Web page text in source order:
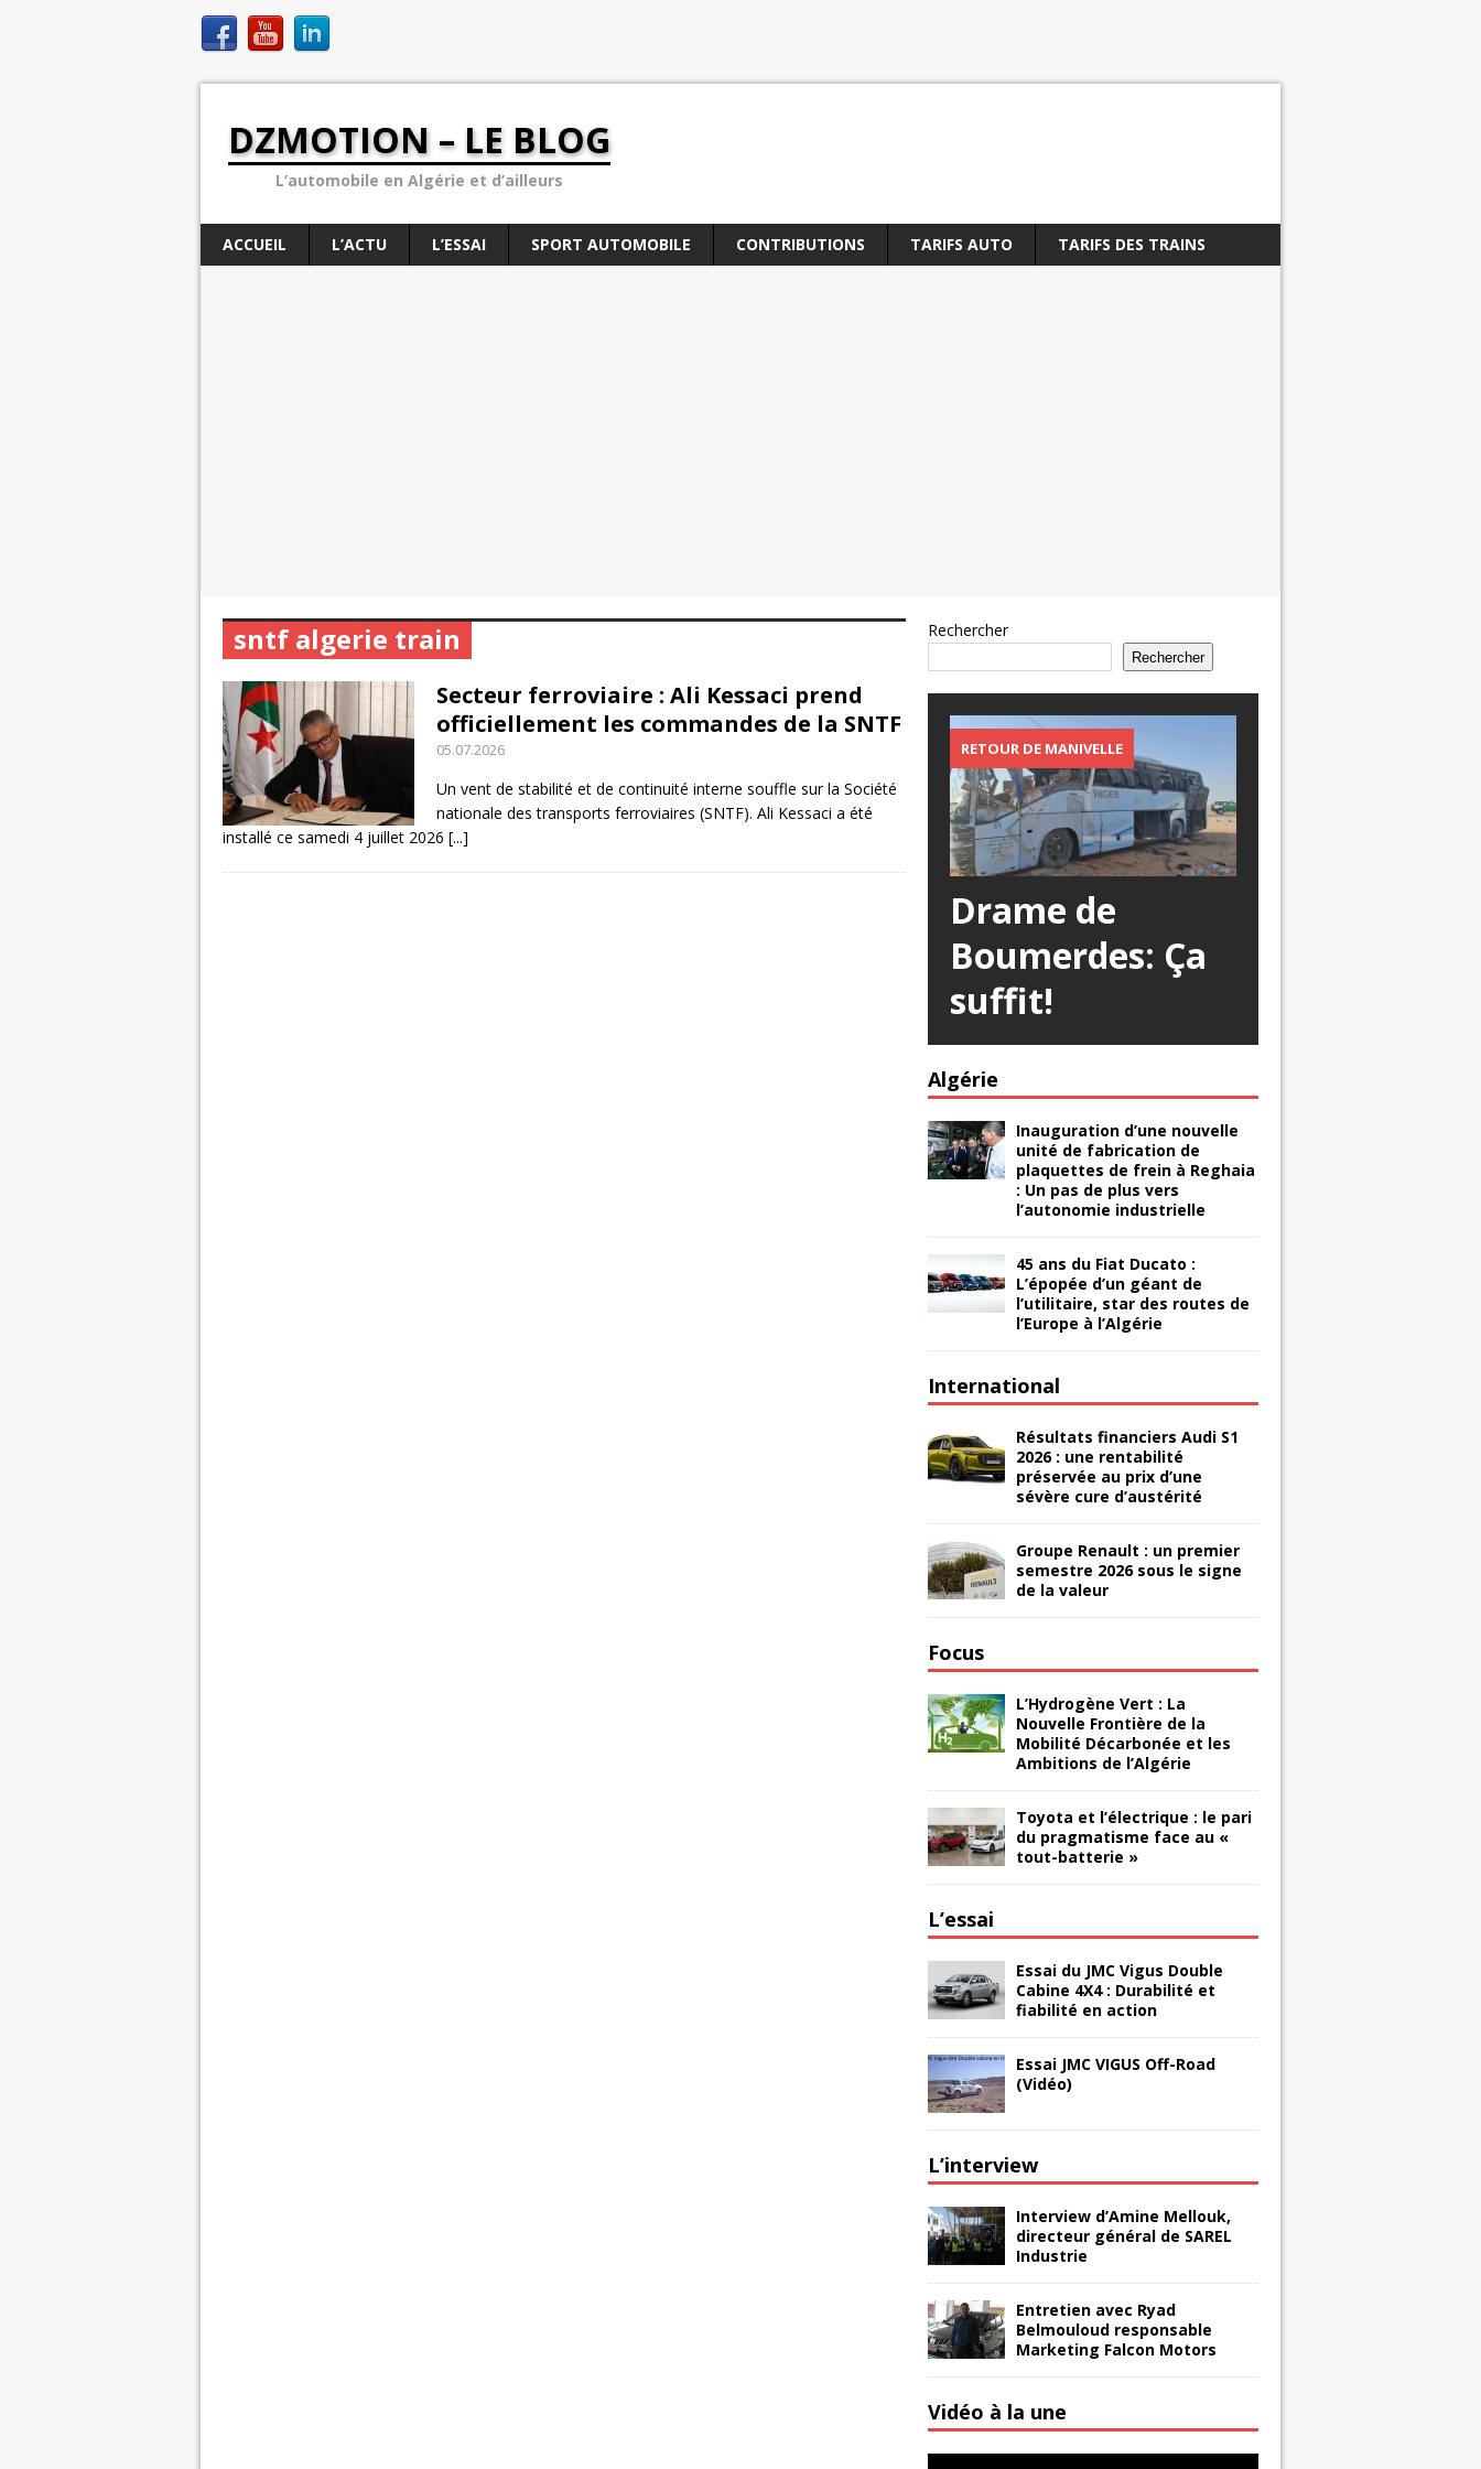
DZMOTION – LE BLOG
L’automobile en Algérie et d’ailleurs
ACCUEIL L’ACTU L’ESSAI SPORT AUTOMOBILE CONTRIBUTIONS TARIFS AUTO TARIFS DES TRAINS
sntf algerie train
Secteur ferroviaire : Ali Kessaci prend
officiellement les commandes de la SNTF
05.07.2026
Un vent de stabilité et de continuité interne souffle sur la Société
nationale des transports ferroviaires (SNTF). Ali Kessaci a été
installé ce samedi 4 juillet 2026 [...]
Rechercher
Rechercher
RETOUR DE MANIVELLE
Drame de
Boumerdes: Ça
suffit!
Algérie
Inauguration d’une nouvelle
unité de fabrication de
plaquettes de frein à Reghaia
: Un pas de plus vers
l’autonomie industrielle
45 ans du Fiat Ducato :
L’épopée d’un géant de
l’utilitaire, star des routes de
l’Europe à l’Algérie
International
Résultats financiers Audi S1
2026 : une rentabilité
préservée au prix d’une
sévère cure d’austérité
Groupe Renault : un premier
semestre 2026 sous le signe
de la valeur
Focus
L’Hydrogène Vert : La
Nouvelle Frontière de la
Mobilité Décarbonée et les
Ambitions de l’Algérie
Toyota et l’électrique : le pari
du pragmatisme face au «
tout-batterie »
L’essai
Essai du JMC Vigus Double
Cabine 4X4 : Durabilité et
fiabilité en action
Essai JMC VIGUS Off-Road
(Vidéo)
L’interview
Interview d’Amine Mellouk,
directeur général de SAREL
Industrie
Entretien avec Ryad
Belmouloud responsable
Marketing Falcon Motors
Vidéo à la une